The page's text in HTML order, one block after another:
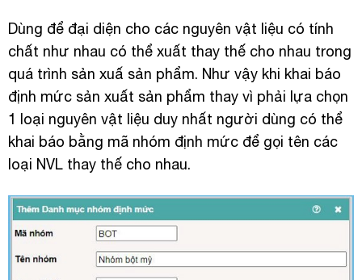
Dùng để đại diện cho các nguyên vật liệu có tính
chất như nhau có thể xuất thay thế cho nhau trong
quá trình sản xuấ sản phẩm. Như vậy khi khai báo
định mức sản xuất sản phẩm thay vì phải lựa chọn
1 loại nguyên vật liệu duy nhất người dùng có thể
khai báo bằng mã nhóm định mức để gọi tên các
loại NVL thay thế cho nhau.